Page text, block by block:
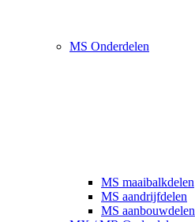
MS Onderdelen
MS maaibalkdelen
MS aandrijfdelen
MS aanbouwdelen